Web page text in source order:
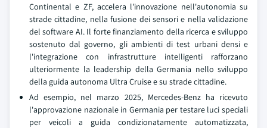
Continental e ZF, accelera l'innovazione nell'autonomia su
strade cittadine, nella fusione dei sensori e nella validazione
del software AI. Il forte finanziamento della ricerca e sviluppo
sostenuto dal governo, gli ambienti di test urbani densi e
l'integrazione con infrastrutture intelligenti rafforzano
ulteriormente la leadership della Germania nello sviluppo
della guida autonoma Ultra Cruise e su strade cittadine.
Ad esempio, nel marzo 2025, Mercedes-Benz ha ricevuto
l'approvazione nazionale in Germania per testare luci speciali
per veicoli a guida condizionatamente automatizzata,